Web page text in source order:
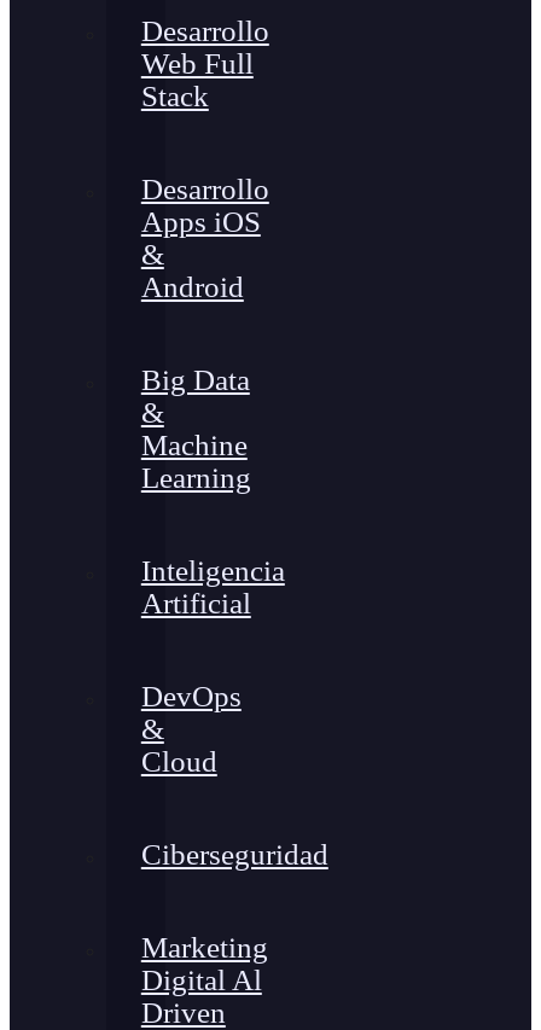
Desarrollo
Web Full
Stack
Desarrollo
Apps iOS
&
Android
Big Data
&
Machine
Learning
Inteligencia
Artificial
DevOps
&
Cloud
Ciberseguridad
Marketing
Digital Al
Driven